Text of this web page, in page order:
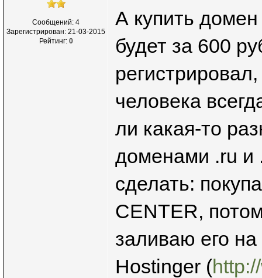
Сообщений: 4
Зарегистрирован: 21-03-2015
Рейтинг: 0
А купить
будет за 600
человека
ли какая-то
доменами .ru и
сделать:
CENTER,
заливаю его
Hostinger (